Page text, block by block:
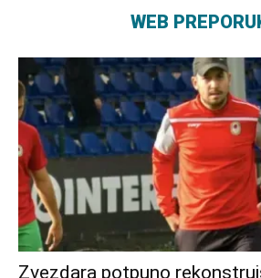
WEB
Zvezdara potpuno